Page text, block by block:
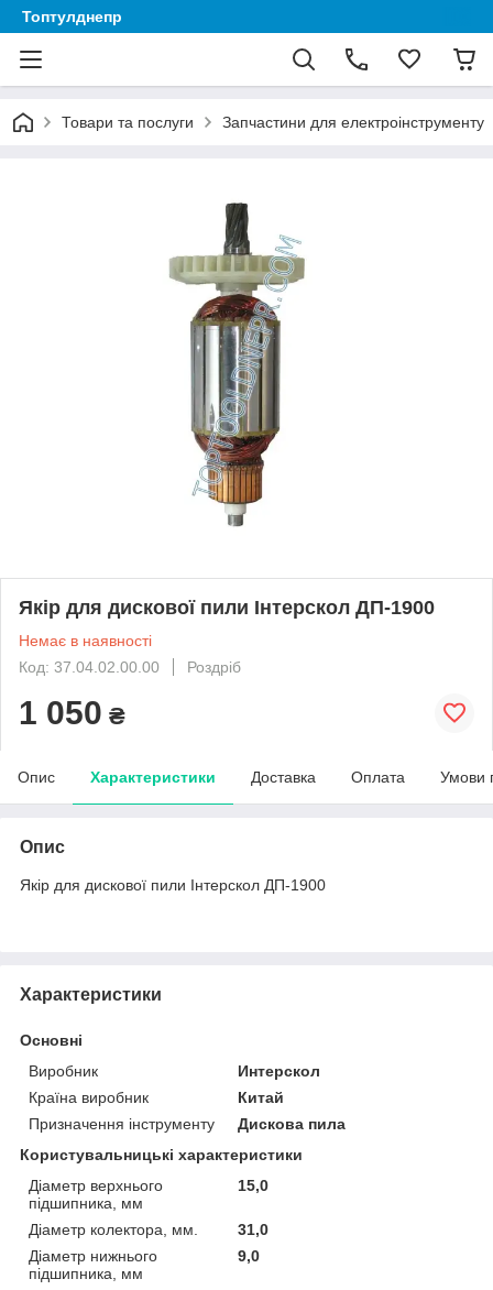
Топтулднепр
Товари та послуги Запчастини для електроінструменту
Якір для дискової пили Інтерскол ДП-1900
Немає в наявності
Код: 37.04.02.00.00
Роздріб
1 050 ₴
Опис Характеристики Доставка Оплата Умови
Опис
Якір для дискової пили Інтерскол ДП-1900
Характеристики
Основні
Виробник
Интерскол
Країна виробник
Китай
Призначення інструменту
Дискова пила
Користувальницькі характеристики
Діаметр верхнього
підшипника, мм
15,0
Діаметр колектора, мм.
31,0
Діаметр нижнього
підшипника, мм
9,0